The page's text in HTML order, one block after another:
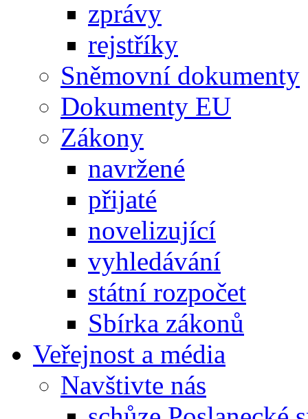
zprávy
rejstříky
Sněmovní dokumenty
Dokumenty EU
Zákony
navržené
přijaté
novelizující
vyhledávání
státní rozpočet
Sbírka zákonů
Veřejnost a média
Navštivte nás